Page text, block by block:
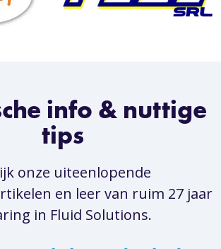
info & nuttige
tips
onze uiteenlopende
en leer van ruim 27 jaar
in Fluid Solutions.